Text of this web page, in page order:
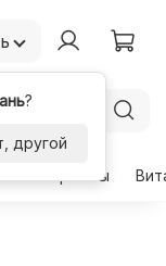
?
другой
Гормоны